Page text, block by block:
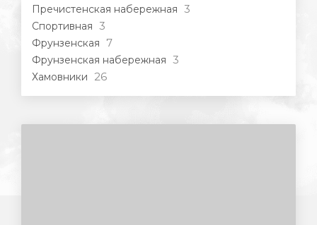
Пречистенская набережная 3
Спортивная 3
Фрунзенская 7
Фрунзенская набережная 3
Хамовники 26